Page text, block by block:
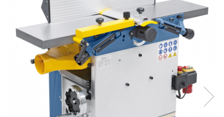
Ferastraie prelucrare metal cu
banda si taiere dubla
Ferastraie verticale
Strunguri pentru metal
Strunguri CNC
Strunguri cu cutie de viteze
Strunguri cu surub de ghidare
Strunguri de precizie
Strunguri metal cu freza